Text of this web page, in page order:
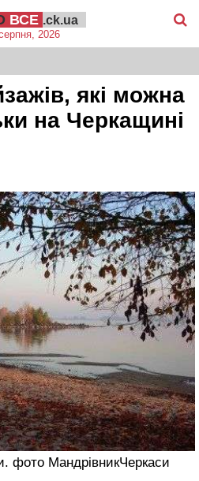
ВСЕ .ck.ua
2026
які можна
на Черкащині
фото МандрівникЧеркаси